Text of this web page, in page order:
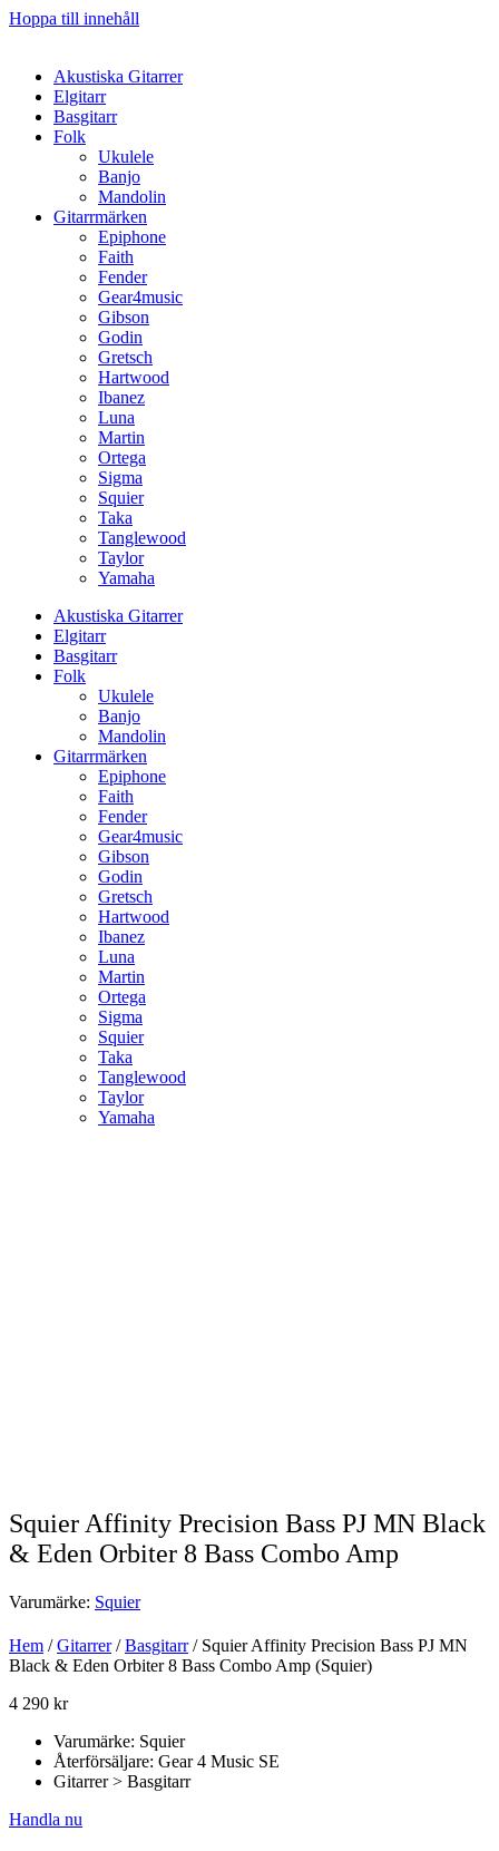
Hoppa till innehåll
Akustiska Gitarrer
Elgitarr
Basgitarr
Folk
Ukulele
Banjo
Mandolin
Gitarrmärken
Epiphone
Faith
Fender
Gear4music
Gibson
Godin
Gretsch
Hartwood
Ibanez
Luna
Martin
Ortega
Sigma
Squier
Taka
Tanglewood
Taylor
Yamaha
Akustiska Gitarrer
Elgitarr
Basgitarr
Folk
Ukulele
Banjo
Mandolin
Gitarrmärken
Epiphone
Faith
Fender
Gear4music
Gibson
Godin
Gretsch
Hartwood
Ibanez
Luna
Martin
Ortega
Sigma
Squier
Taka
Tanglewood
Taylor
Yamaha
Squier Affinity Precision Bass PJ MN Black
& Eden Orbiter 8 Bass Combo Amp
Varumärke: Squier
Hem /Gitarrer/Basgitarr/ Squier Affinity Precision Bass PJ MN
Black & Eden Orbiter 8 Bass Combo Amp (Squier)
4 290 kr
Varumärke: Squier
Återförsäljare: Gear 4 Music SE
Gitarrer > Basgitarr
Handla nu